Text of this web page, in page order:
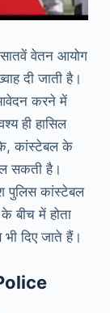
सातवें वेतन आयोग
दी जाती है।
करने में
ही हासिल
कांस्टेबल के
सकती है।
पुलिस कांस्टेबल
में होता
दिए जाते हैं।